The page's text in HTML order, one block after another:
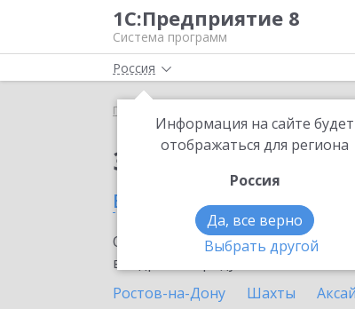
1С:Предприятие 8
Система программ
Россия
Информация на сайте будет
отображаться для региона
Россия
Да, все верно
Выбрать другой
Главная Премиальная
Заказать
в Каменске-
Ознакомьтесь с
внедрение продукта.
Ростов-на-Дону
Шахты Аксай